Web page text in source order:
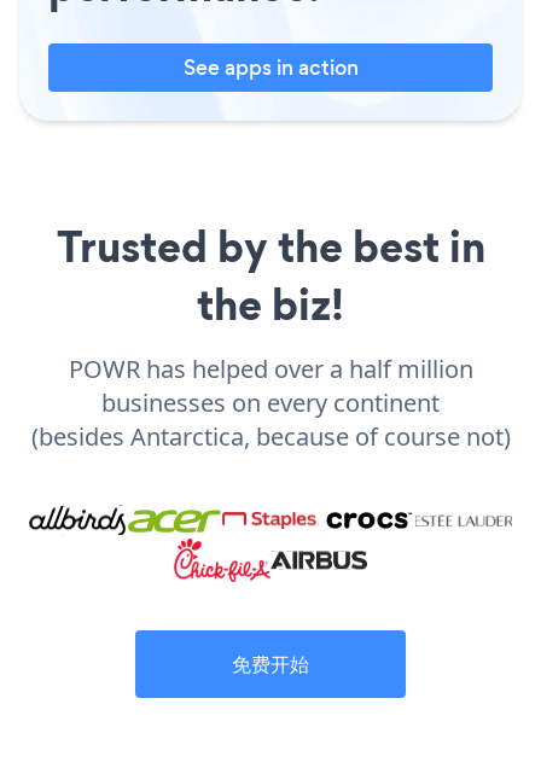
See apps in action
Trusted by the best in
the biz!
POWR has helped over a half million
businesses on every continent
(besides Antarctica, because of course not)
免费开始